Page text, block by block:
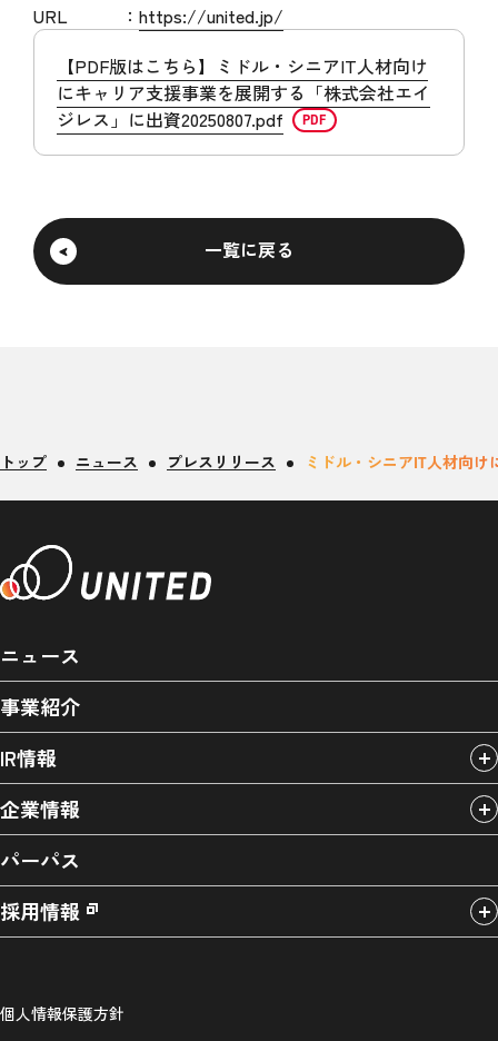
URL ： https://united.jp/
【PDF版はこちら】ミドル・シニアIT人材向け
にキャリア支援事業を展開する「株式会社エイ
ジレス」に出資20250807.pdf
一覧に戻る
トップ ニュース プレスリリース ミドル・シニアIT人材向
ニュース
事業紹介
IR情報
企業情報
パーパス
採用情報
個人情報保護方針